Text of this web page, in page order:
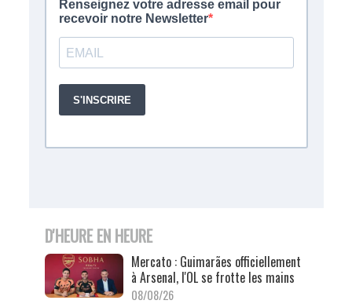
D'HEURE EN HEURE
Mercato : Guimarães officiellement
à Arsenal, l'OL se frotte les mains
08/08/26